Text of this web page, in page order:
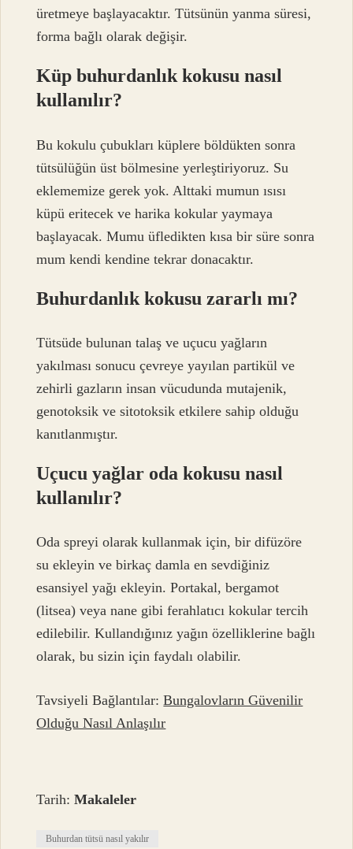
üretmeye başlayacaktır. Tütsünün yanma süresi,
forma bağlı olarak değişir.
Küp buhurdanlık kokusu nasıl
kullanılır?
Bu kokulu çubukları küplere böldükten sonra
tütsülüğün üst bölmesine yerleştiriyoruz. Su
eklememize gerek yok. Alttaki mumun ısısı
küpü eritecek ve harika kokular yaymaya
başlayacak. Mumu üfledikten kısa bir süre sonra
mum kendi kendine tekrar donacaktır.
Buhurdanlık kokusu zararlı mı?
Tütsüde bulunan talaş ve uçucu yağların
yakılması sonucu çevreye yayılan partikül ve
zehirli gazların insan vücudunda mutajenik,
genotoksik ve sitotoksik etkilere sahip olduğu
kanıtlanmıştır.
Uçucu yağlar oda kokusu nasıl
kullanılır?
Oda spreyi olarak kullanmak için, bir difüzöre
su ekleyin ve birkaç damla en sevdiğiniz
esansiyel yağı ekleyin. Portakal, bergamot
(litsea) veya nane gibi ferahlatıcı kokular tercih
edilebilir. Kullandığınız yağın özelliklerine bağlı
olarak, bu sizin için faydalı olabilir.
Tavsiyeli Bağlantılar:Bungalovların Güvenilir
Olduğu Nasıl Anlaşılır
Tarih:Makaleler
Buhurdan tütsü nasıl yakılır